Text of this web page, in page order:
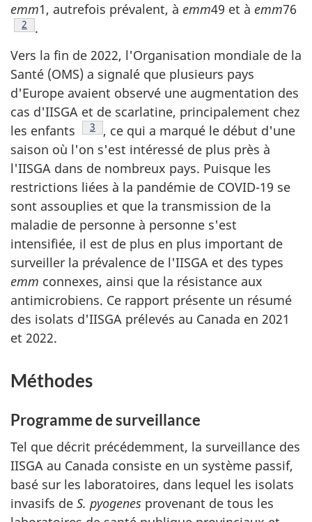
emm1, autrefois prévalent, à emm49 et à emm76
Note de bas de page
2
.
Vers la fin de 2022, l'Organisation mondiale de la
Santé (OMS) a signalé que plusieurs pays
d'Europe avaient observé une augmentation des
cas d'IISGA et de scarlatine, principalement chez
les enfants
Note de bas de page
3
, ce qui a marqué le début d'une
saison où l'on s'est intéressé de plus près à
l'IISGA dans de nombreux pays. Puisque les
restrictions liées à la pandémie de COVID-19 se
sont assouplies et que la transmission de la
maladie de personne à personne s'est
intensifiée, il est de plus en plus important de
surveiller la prévalence de l'IISGA et des types
emm connexes, ainsi que la résistance aux
antimicrobiens. Ce rapport présente un résumé
des isolats d'IISGA prélevés au Canada en 2021
et 2022.
Méthodes
Programme de surveillance
Tel que décrit précédemment, la surveillance des
IISGA au Canada consiste en un système passif,
basé sur les laboratoires, dans lequel les isolats
invasifs de S. pyogenes provenant de tous les